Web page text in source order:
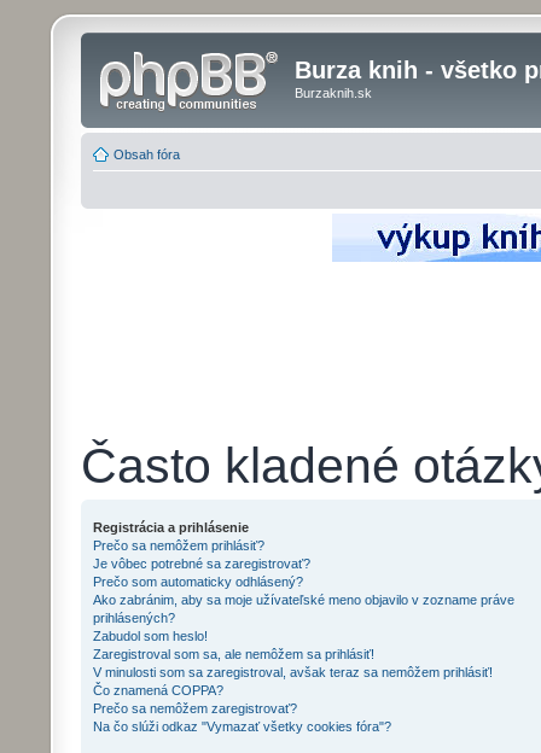
Burza knih - všetko
Burzaknih.sk
Obsah fóra
Často kladené
Registrácia a prihlásenie
Prečo sa nemôžem prihlásiť?
Je vôbec potrebné sa zaregistrovať?
Prečo som automaticky odhlásený?
Ako zabránim, aby sa moje užívateľské meno objavilo v zozname práve
prihlásených?
Zabudol som heslo!
Zaregistroval som sa, ale nemôžem sa prihlásiť!
V minulosti som sa zaregistroval, avšak teraz sa nemôžem prihlásiť!
Čo znamená COPPA?
Prečo sa nemôžem zaregistrovať?
Na čo slúži odkaz "Vymazať všetky cookies fóra"?